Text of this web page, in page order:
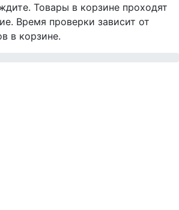
Товары в корзине проходят
Время проверки зависит от
в корзине.